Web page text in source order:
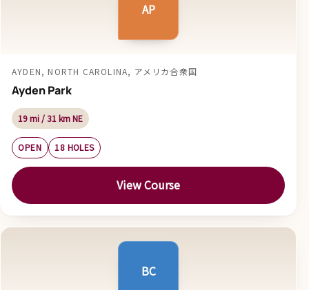
AP
AYDEN, NORTH CAROLINA, アメリカ合衆国
Ayden Park
19 mi / 31 km NE
OPEN 18 HOLES
View Course
BC